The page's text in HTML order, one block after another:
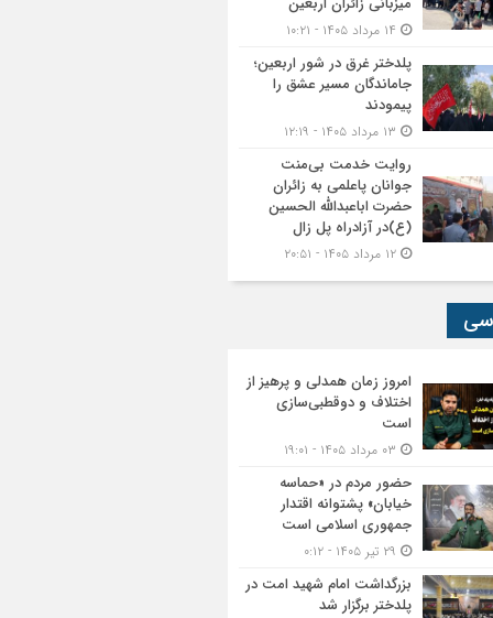
پلدختر غرق در شور اربعین؛
جاماندگان مسیر عشق را
پیمودند
روایت خدمت بی‌منت
جوانان پاعلمی به زائران
حضرت اباعبدالله الحسین
(ع)در آزادراه پل زال
امروز زمان همدلی و پرهیز از
اختلاف و دوقطبی‌سازی
است
حضور مردم در «حماسه
خیابان» پشتوانه اقتدار
جمهوری اسلامی است
بزرگداشت امام شهید امت در
پلدختر برگزار شد